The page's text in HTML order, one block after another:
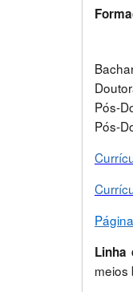
Pós-
Pós-
Linha
meios